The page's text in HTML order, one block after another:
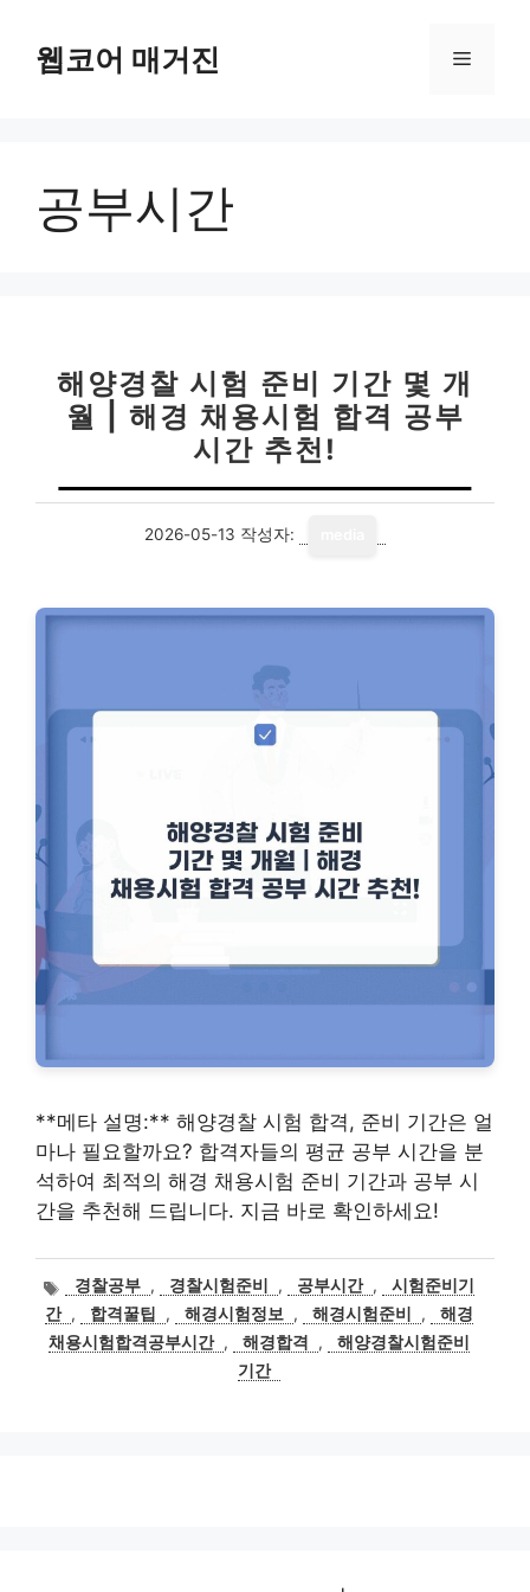
웹코어 매거진 메
공부시간
해양경찰 시험 준비 기간 몇 개
월 | 해경 채용시험 합격 공부
시간 추천!
2026-05-13 작성자:
**메타 설명:** 해양경찰 시험 합격, 준비 기간은 얼
마나 필요할까요? 합격자들의 평균 공부 시간을 분
석하여 최적의 해경 채용시험 준비 기간과 공부 시
간을 추천해 드립니다. 지금 바로 확인하세요!
태경찰공부 , 경찰시험준비 , 공부시간 ,
시험준비기
간 , 합격꿀팁 , 해경시험정보 , 해경시험준비 ,
해경
채용시험합격공부시간 , 해경합격 ,
해양경찰시험준비
기간